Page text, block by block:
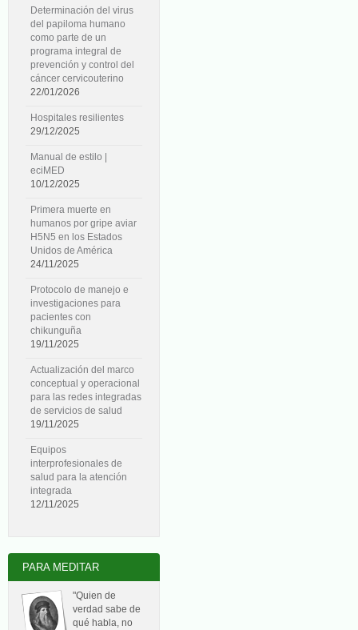
Determinación del virus
del papiloma humano
como parte de un
programa integral de
prevención y control del
cáncer cervicouterino
22/01/2026
Hospitales resilientes
29/12/2025
Manual de estilo |
eciMED
10/12/2025
Primera muerte en
humanos por gripe aviar
H5N5 en los Estados
Unidos de América
24/11/2025
Protocolo de manejo e
investigaciones para
pacientes con
chikunguña
19/11/2025
Actualización del marco
conceptual y operacional
para las redes integradas
de servicios de salud
19/11/2025
Equipos
interprofesionales de
salud para la atención
integrada
12/11/2025
PARA MEDITAR
"Quien de
verdad sabe de
qué habla, no